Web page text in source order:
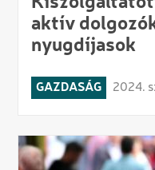
aktív
nyugdíjasok
GAZDASÁG 2024.